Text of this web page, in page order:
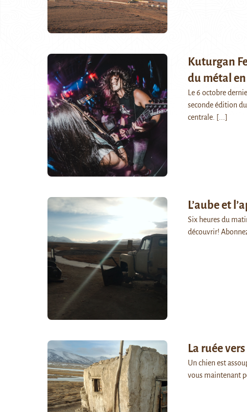
Kuturgan
du métal
Le 6 octobre
seconde édition
centrale. [...]
L’aube et
Six heures du
découvrir!
La ruée vers
Un chien est
vous maintenant